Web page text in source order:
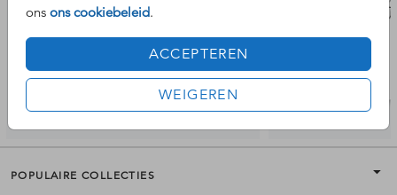
ons ons cookiebeleid.
ACCEPTEREN
WEIGEREN
POPULAIRE COLLECTIES